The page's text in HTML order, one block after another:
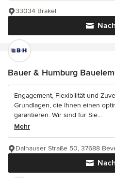
33034 Brakel
Bauer & Humburg
Engagement, Flexibilität und
Grundlagen, die Ihnen einen
garantieren. Wir sind für Sie...
Mehr
Dalhauser Straße 50, 37688